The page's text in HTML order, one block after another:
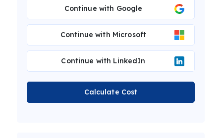
Continue with Google
Continue with Microsoft
Continue with LinkedIn
Calculate Cost